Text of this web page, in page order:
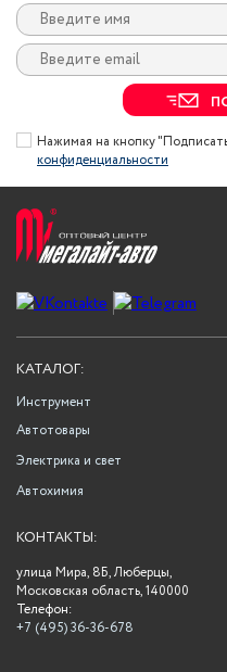
Нажимая на кнопку
конфиденциальности
КАТАЛОГ:
Инструмент
Автотовары
Электрика и свет
Автохимия
КОНТАКТЫ:
улица Мира, 8Б, Люберцы,
Московская область, 140000
Телефон:
+7 (495) 36-36-678